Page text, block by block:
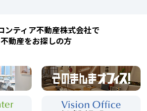
ンティア不動産株式会社で
不動産をお探しの方